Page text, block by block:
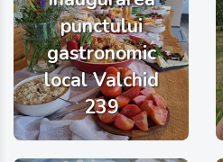
punctului
gastronomic
local Valchid
239